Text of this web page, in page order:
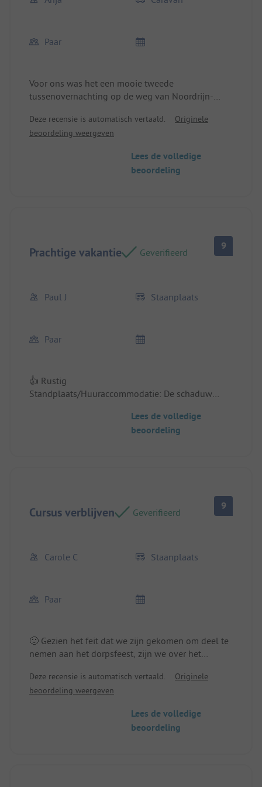
Paar
Voor ons was het een mooie tweede
tussenovernachting op de weg van Noordrijn-
hartelijk, het sanitair was schoon, en we hadden
een rustige, ontspannende nacht.
Deze recensie is automatisch vertaald.
Originele
beoordeling weergeven
Lees de volledige
beoordeling
Prachtige vakantie Geverifieerd
9
Paul J Staanplaats
Paar
👍 Rustig
Standplaats/Huuraccommodatie: De schaduw
Lees de volledige
beoordeling
Cursus verblijven Geverifieerd
9
Carole C Staanplaats
Paar
🙂 Gezien het feit dat we zijn gekomen om deel te
nemen aan het dorpsfeest, zijn we over het
volledig van de voorzieningen van de camping
kunnen genieten.
Locatie/Huur accommodatie: Geen negatieve
Deze recensie is automatisch vertaald.
Originele
beoordeling weergeven
Lees de volledige
beoordeling